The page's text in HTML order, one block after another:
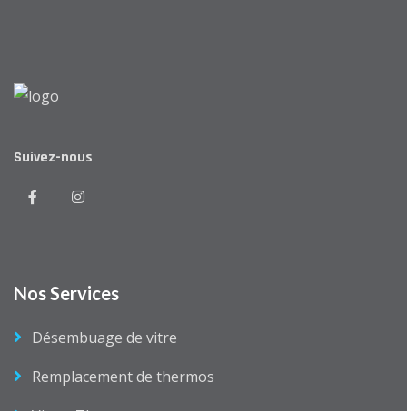
Suivez-nous
Nos Services
Désembuage de vitre
Remplacement de thermos